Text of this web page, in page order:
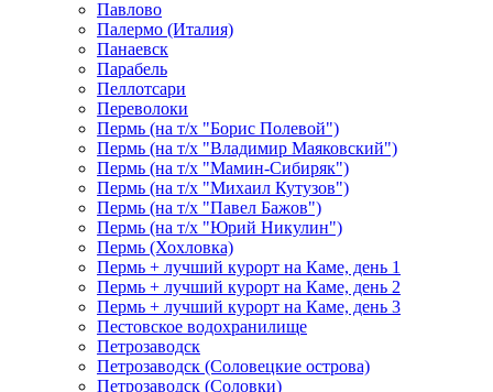
Павлово
Палермо (Италия)
Панаевск
Парабель
Пеллотсари
Переволоки
Пермь (на т/х "Борис Полевой")
Пермь (на т/х "Владимир Маяковский")
Пермь (на т/х "Мамин-Сибиряк")
Пермь (на т/х "Михаил Кутузов")
Пермь (на т/х "Павел Бажов")
Пермь (на т/х "Юрий Никулин")
Пермь (Хохловка)
Пермь + лучший курорт на Каме, день 1
Пермь + лучший курорт на Каме, день 2
Пермь + лучший курорт на Каме, день 3
Пестовское водохранилище
Петрозаводск
Петрозаводск (Соловецкие острова)
Петрозаводск (Соловки)